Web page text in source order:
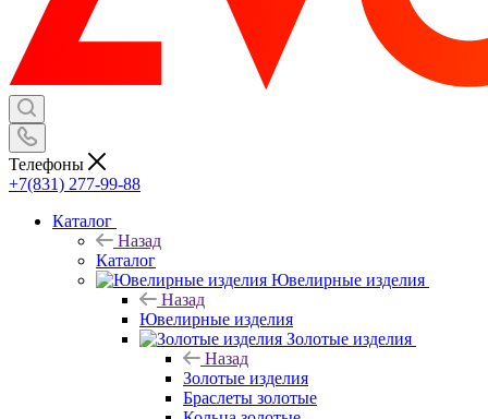
Телефоны
+7(831) 277-99-88
Каталог
Назад
Каталог
Ювелирные изделия
Назад
Ювелирные изделия
Золотые изделия
Назад
Золотые изделия
Браслеты золотые